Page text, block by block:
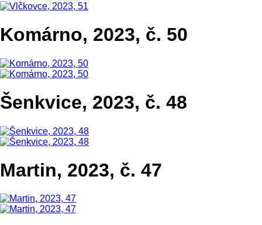
Komárno, 2023, č. 50
Šenkvice, 2023, č. 48
Martin, 2023, č. 47